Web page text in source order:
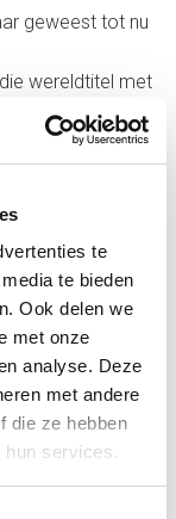
te
te bieden
Ook delen we
met onze
analyse. Deze
met andere
die ze hebben
services.
geweest tot nu
wereldtitel met
altijd een
sterke
de
spelers?
maar wat hier
mogen
persoonlijk geen
moet bovenal
als in andere
zijn. Maar
genomen